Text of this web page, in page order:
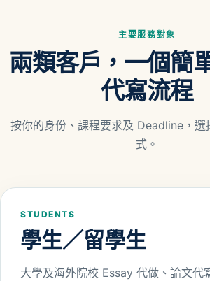
主要服務對象
兩類客戶，一個簡
代寫流程
按你的身份、課程要求及 Deadline，選
式。
STUDENTS
學生／留學生
大學及海外院校 Essay 代做、論文代